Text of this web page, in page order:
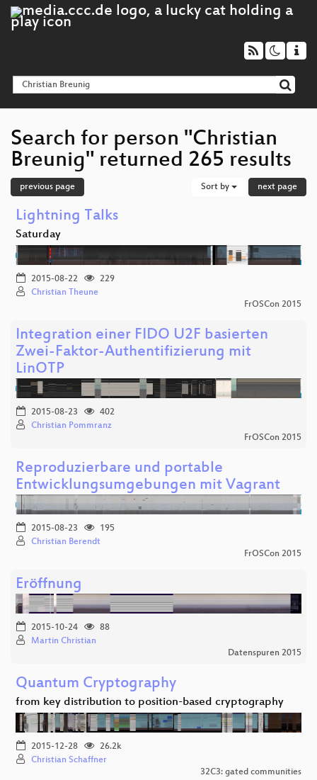
Search for person "Christian
Breunig" returned 265 results
previous page Sort by next page
Lightning Talks
Saturday
2015-08-22
229
Christian Theune
FrOSCon 2015
Integration einer FIDO U2F basierten
Zwei-Faktor-Authentifizierung mit
LinOTP
2015-08-23
402
Christian Pommranz
FrOSCon 2015
Reproduzierbare und portable
Entwicklungsumgebungen mit Vagrant
2015-08-23
195
Christian Berendt
FrOSCon 2015
Eröffnung
2015-10-24
88
Martin Christian
Datenspuren 2015
Quantum Cryptography
from key distribution to position-based cryptography
2015-12-28
26.2k
Christian Schaffner
32C3: gated communities